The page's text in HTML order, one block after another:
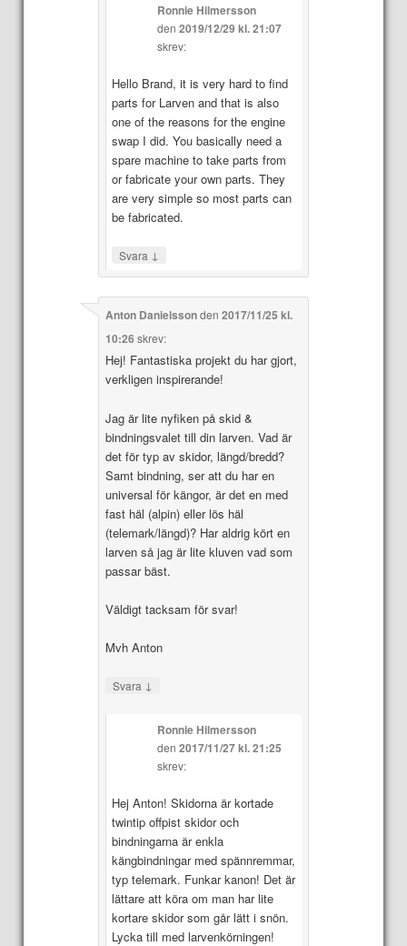
Ronnie Hilmersson
den2019/12/29 kl. 21:07
skrev:
Hello Brand, it is very hard to find
parts for Larven and that is also
one of the reasons for the engine
swap I did. You basically need a
spare machine to take parts from
or fabricate your own parts. They
are very simple so most parts can
be fabricated.
Svara ↓
Anton Danielssonden 2017/11/25 kl.
10:26 skrev:
Hej! Fantastiska projekt du har gjort,
verkligen inspirerande!
Jag är lite nyfiken på skid &
bindningsvalet till din larven. Vad är
det för typ av skidor, längd/bredd?
Samt bindning, ser att du har en
universal för kängor, är det en med
fast häl (alpin) eller lös häl
(telemark/längd)? Har aldrig kört en
larven så jag är lite kluven vad som
passar bäst.
Väldigt tacksam för svar!
Mvh Anton
Svara ↓
Ronnie Hilmersson
den2017/11/27 kl. 21:25
skrev:
Hej Anton! Skidorna är kortade
twintip offpist skidor och
bindningarna är enkla
kängbindningar med spännremmar,
typ telemark. Funkar kanon! Det är
lättare att köra om man har lite
kortare skidor som går lätt i snön.
Lycka till med larvenkörningen!